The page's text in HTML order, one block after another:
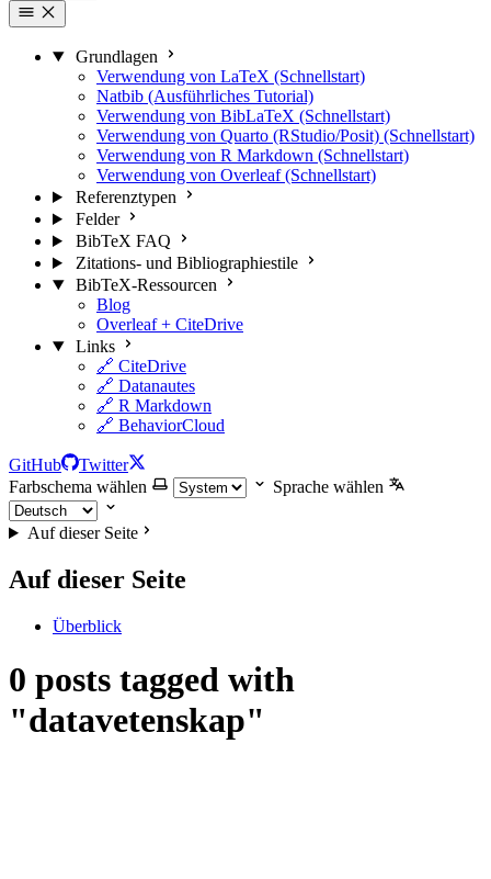
Grundlagen
Verwendung von LaTeX (Schnellstart)
Natbib (Ausführliches Tutorial)
Verwendung von BibLaTeX (Schnellstart)
Verwendung von Quarto (RStudio/Posit) (Schnellstart)
Verwendung von R Markdown (Schnellstart)
Verwendung von Overleaf (Schnellstart)
Referenztypen
Felder
BibTeX FAQ
Zitations- und Bibliographiestile
BibTeX-Ressourcen
Blog
Overleaf + CiteDrive
Links
🔗 CiteDrive
🔗 Datanautes
🔗 R Markdown
🔗 BehaviorCloud
GitHub
Twitter
Farbschema wählen
Sprache wählen
Auf dieser Seite
Auf dieser Seite
Überblick
0 posts tagged with
"datavetenskap"